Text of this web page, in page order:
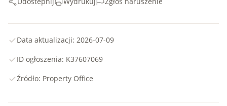
Data aktualizacji: 2026-07-09
ID ogłoszenia: K37607069
Źródło: Property Office